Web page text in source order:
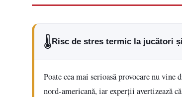
🌡️ Risc de stres termic la jucători
Poate cea mai serioasă provocare nu
nord-americană, iar experții avertizează